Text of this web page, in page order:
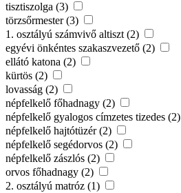
tisztiszolga (3)
törzsőrmester (3)
1. osztályú számvivő altiszt (2)
egyévi önkéntes szakaszvezető (2)
ellátó katona (2)
kürtös (2)
lovasság (2)
népfelkelő főhadnagy (2)
népfelkelő gyalogos címzetes tizedes (2)
népfelkelő hajtótüzér (2)
népfelkelő segédorvos (2)
népfelkelő zászlós (2)
orvos főhadnagy (2)
2. osztályú matróz (1)